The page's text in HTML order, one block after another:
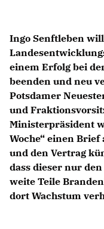
Ingo Senftleben
einem Erfolg bei
beenden und neu
Potsdamer
und
Ministerpräsident
Woche“ einen
und den Vertrag
dass dieser nur
weite Teile
dort Wachstum